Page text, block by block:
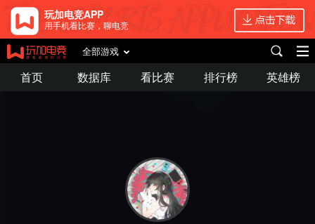
玩加电竞APP
用手机看比赛，聊电竞
全部游戏
首页 数据库 看比赛 排行榜 英雄榜